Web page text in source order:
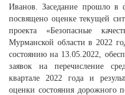
Иванов. Заседание прошло в
посвящено оценке текущей
проекта «Безопасные
Мурманской области в 2022
состоянию на 13.05.2022,
заявок на перечисление
квартале 2022 года и
оценки состояния дорожного